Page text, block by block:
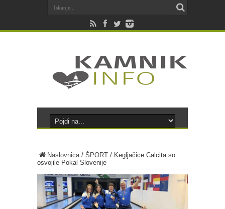
Naslovnica/ ŠPORT / Kegljačice Calcita so
osvojile Pokal Slovenije